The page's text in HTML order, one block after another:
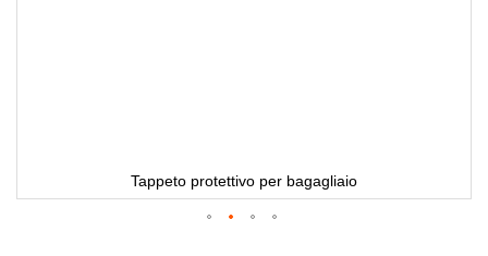
Tappeto protettivo per bagagliaio